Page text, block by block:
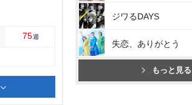
75週
ジワるDAYS
失恋、ありがとう
もっと見る